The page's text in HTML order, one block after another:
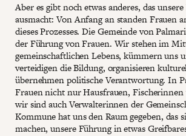
Aber es gibt noch etwas anderes, das
ausmacht: Von Anfang an standen Frauen
dieses Prozesses. Die Gemeinde von
der Führung von Frauen. Wir stehen im
gemeinschaftlichen Lebens, kümmern uns
verteidigen die Bildung, organisieren
übernehmen politische Verantwortung. In
Frauen nicht nur Hausfrauen,
wir sind auch Verwalterinnen der
Kommune hat uns den Raum gegeben, das
machen, unsere Führung in etwas